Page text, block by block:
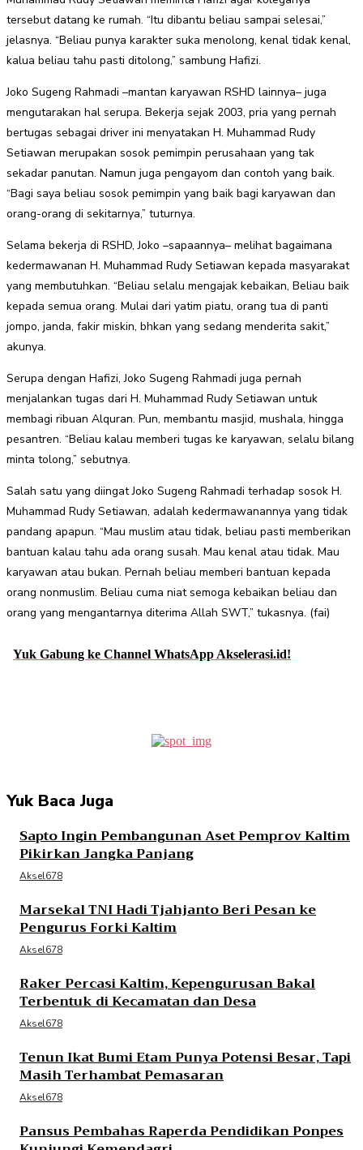
tersebut datang ke rumah. “Itu dibantu beliau sampai selesai,”
jelasnya. “Beliau punya karakter suka menolong, kenal tidak kenal,
kalua beliau tahu pasti ditolong,” sambung Hafizi.
Joko Sugeng Rahmadi –mantan karyawan RSHD lainnya– juga
mengutarakan hal serupa. Bekerja sejak 2003, pria yang pernah
bertugas sebagai driver ini menyatakan H. Muhammad Rudy
Setiawan merupakan sosok pemimpin perusahaan yang tak
sekadar panutan. Namun juga pengayom dan contoh yang baik.
“Bagi saya beliau sosok pemimpin yang baik bagi karyawan dan
orang-orang di sekitarnya,” tuturnya.
Selama bekerja di RSHD, Joko –sapaannya– melihat bagaimana
kedermawanan H. Muhammad Rudy Setiawan kepada masyarakat
yang membutuhkan. “Beliau selalu mengajak kebaikan, Beliau baik
kepada semua orang. Mulai dari yatim piatu, orang tua di panti
jompo, janda, fakir miskin, bhkan yang sedang menderita sakit,”
akunya.
Serupa dengan Hafizi, Joko Sugeng Rahmadi juga pernah
menjalankan tugas dari H. Muhammad Rudy Setiawan untuk
membagi ribuan Alquran. Pun, membantu masjid, mushala, hingga
pesantren. “Beliau kalau memberi tugas ke karyawan, selalu bilang
minta tolong,” sebutnya.
Salah satu yang diingat Joko Sugeng Rahmadi terhadap sosok H.
Muhammad Rudy Setiawan, adalah kedermawanannya yang tidak
pandang apapun. “Mau muslim atau tidak, beliau pasti memberikan
bantuan kalau tahu ada orang susah. Mau kenal atau tidak. Mau
karyawan atau bukan. Pernah beliau memberi bantuan kepada
orang nonmuslim. Beliau cuma niat semoga kebaikan beliau dan
orang yang mengantarnya diterima Allah SWT,” tukasnya. (fai)
Yuk Gabung ke Channel WhatsApp Akselerasi.id!
Yuk Baca Juga
Sapto Ingin Pembangunan Aset Pemprov Kaltim
Pikirkan Jangka Panjang
Aksel678
Marsekal TNI Hadi Tjahjanto Beri Pesan ke
Pengurus Forki Kaltim
Aksel678
Raker Percasi Kaltim, Kepengurusan Bakal
Terbentuk di Kecamatan dan Desa
Aksel678
Tenun Ikat Bumi Etam Punya Potensi Besar, Tapi
Masih Terhambat Pemasaran
Aksel678
Pansus Pembahas Raperda Pendidikan Ponpes